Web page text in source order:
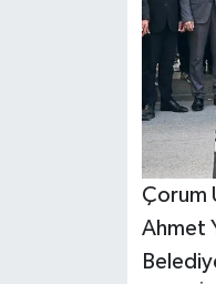
Çorum
Ahmet